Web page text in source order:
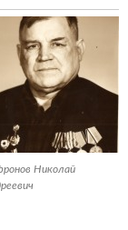
Николай